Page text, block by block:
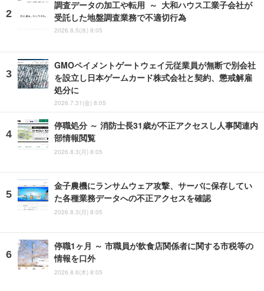
調査データの加工や転用 ～ 大和ハウス工業子会社が
受託した地盤調査業務で不適切行為
2026.8.5(水) 8:05
GMOペイメントゲートウェイ元従業員が無断で別会社
を設立し日本ゲームカード株式会社と契約、懲戒解雇
処分に
2026.7.31(金) 8:05
停職処分 ～ 消防士長31歳が不正アクセスし人事関連内
部情報閲覧
2026.8.3(月) 8:05
金子農機にランサムウェア攻撃、サーバに保存してい
た各種業務データへの不正アクセスを確認
2026.8.3(月) 8:05
停職1ヶ月 ～ 市職員が飲食店関係者に関する市税等の
情報を口外
2026.8.6(木) 8:05